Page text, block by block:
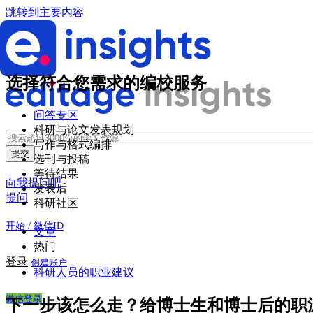
跳转到主要内容
向我提问吧
提问
开始 / 微信ID
登录 创建账户
微信登录
选择符合您需求的编校服务
问答专区
科研与论文发表规划
写作与格式编排
选刊与投稿
等待结果
发表后
科研社区
文章
热门
科研人员的职业建议
下一步该怎么走？给博士生和博士后的职